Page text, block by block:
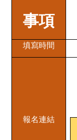
事項
填寫時間
報名連結